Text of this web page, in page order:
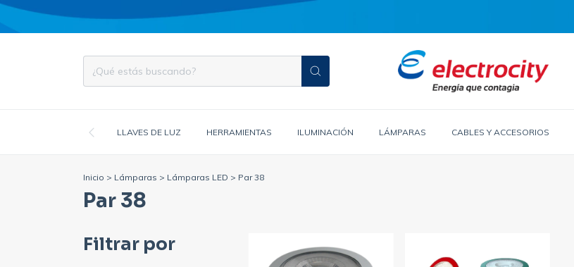
LLAVES DE LUZ HERRAMIENTAS ILUMINACIÓN LÁMPARAS CABLES Y ACCESORIOS
Inicio > Lámparas > Lámparas LED > Par 38
Par 38
Filtrar por